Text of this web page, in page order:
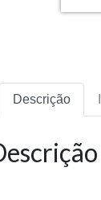
Descrição